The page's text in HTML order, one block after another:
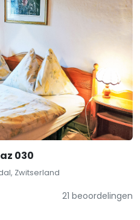
030
Zwitserland
21 beoordelingen